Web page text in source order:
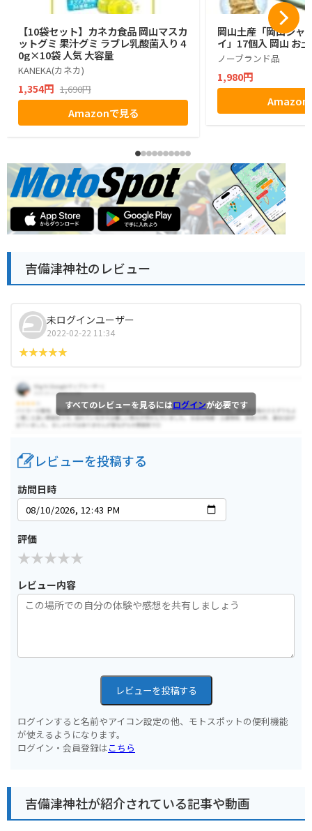
【10袋セット】カネカ食品 岡山マスカ
ットグミ 果汁グミ ラブレ乳酸菌入り 4
0g×10袋 人気 大容量
KANEKA(カネカ)
1,354円 1,690円
Amazonで見る
岡山土産「岡山シャ
イ」17個入 岡山 お
ノーブランド品
1,980円
Amazon
吉備津神社のレビュー
未ログインユーザー
2022-02-22 11:34
すべてのレビューを見るにはログインが必要です
レビューを投稿する
訪問日時
評価
レビュー内容
レビューを投稿する
ログインすると名前やアイコン設定の他、モトスポットの便利機能
が使えるようになります。
ログイン・会員登録はこちら
吉備津神社が紹介されている記事や動画